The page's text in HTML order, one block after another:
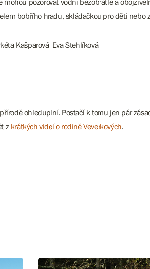
pozorovat vodní bezobratlé a
bobřího hradu, skládačkou pro děti nebo
Kašparová, Eva Stehlíková
ohleduplní. Postačí k tomu jen pár
z krátkých videí o rodině Veverkových.